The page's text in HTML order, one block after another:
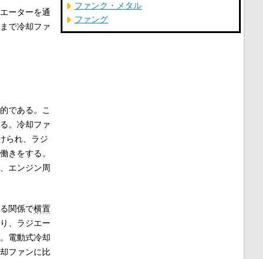
ーターを通
で冷却ファ
である。こ
。冷却ファ
られ、ラジ
きをする。
エンジン周
関係で横置
、ラジエー
電動式冷却
ファンに比
ファンク・メタル
ファング